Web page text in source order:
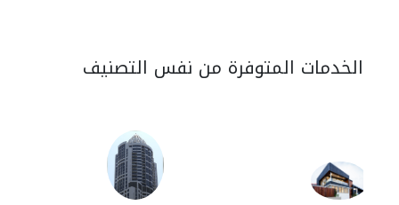
الخدمات المتوفرة من نفس التصنيف